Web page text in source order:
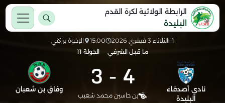
الرابطة الولائية لكرة القدم
البليدة
الثلاثاء 3 فيفري 2026 15:00
الإخوة براكني
ما قبل الشرفي
الجولة 11
نادي أصدقاء
البليدة
4
-
3
بن حاسين محمد شعيب
وفاق بن شعبان